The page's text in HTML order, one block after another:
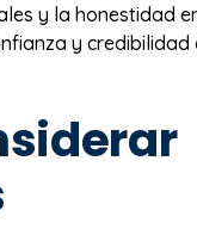
y la honestidad
y credibilidad